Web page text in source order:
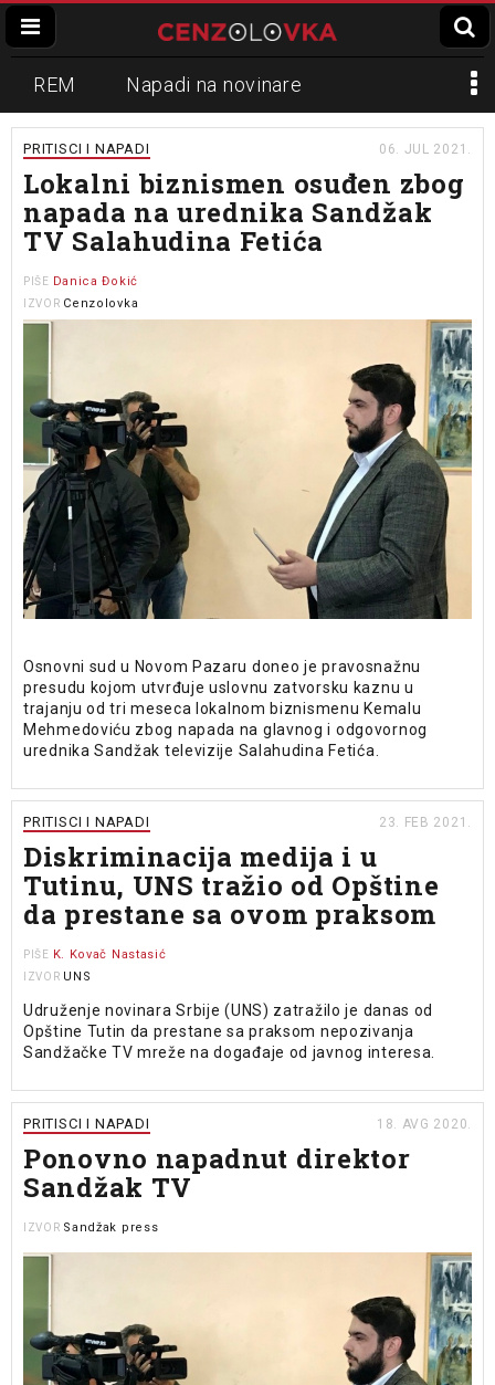
REM Napadi na novinare
Zvučni top
Propaganda Lokalni mediji
Informer Slavko Ćuruvija
PRITISCI I NAPADI 06. JUL 2021.
Lokalni biznismen osuđen zbog
napada na urednika Sandžak
TV Salahudina Fetića
PIŠE Danica Đokić
IZVOR Cenzolovka
Osnovni sud u Novom Pazaru doneo je pravosnažnu
presudu kojom utvrđuje uslovnu zatvorsku kaznu u
trajanju od tri meseca lokalnom biznismenu Kemalu
Mehmedoviću zbog napada na glavnog i odgovornog
urednika Sandžak televizije Salahudina Fetića.
PRITISCI I NAPADI 23. FEB 2021.
Diskriminacija medija i u
Tutinu, UNS tražio od Opštine
da prestane sa ovom praksom
PIŠE K. Kovač Nastasić
IZVOR UNS
Udruženje novinara Srbije (UNS) zatražilo je danas od
Opštine Tutin da prestane sa praksom nepozivanja
Sandžačke TV mreže na događaje od javnog interesa.
PRITISCI I NAPADI 18. AVG 2020.
Ponovno napadnut direktor
Sandžak TV
IZVOR Sandžak press